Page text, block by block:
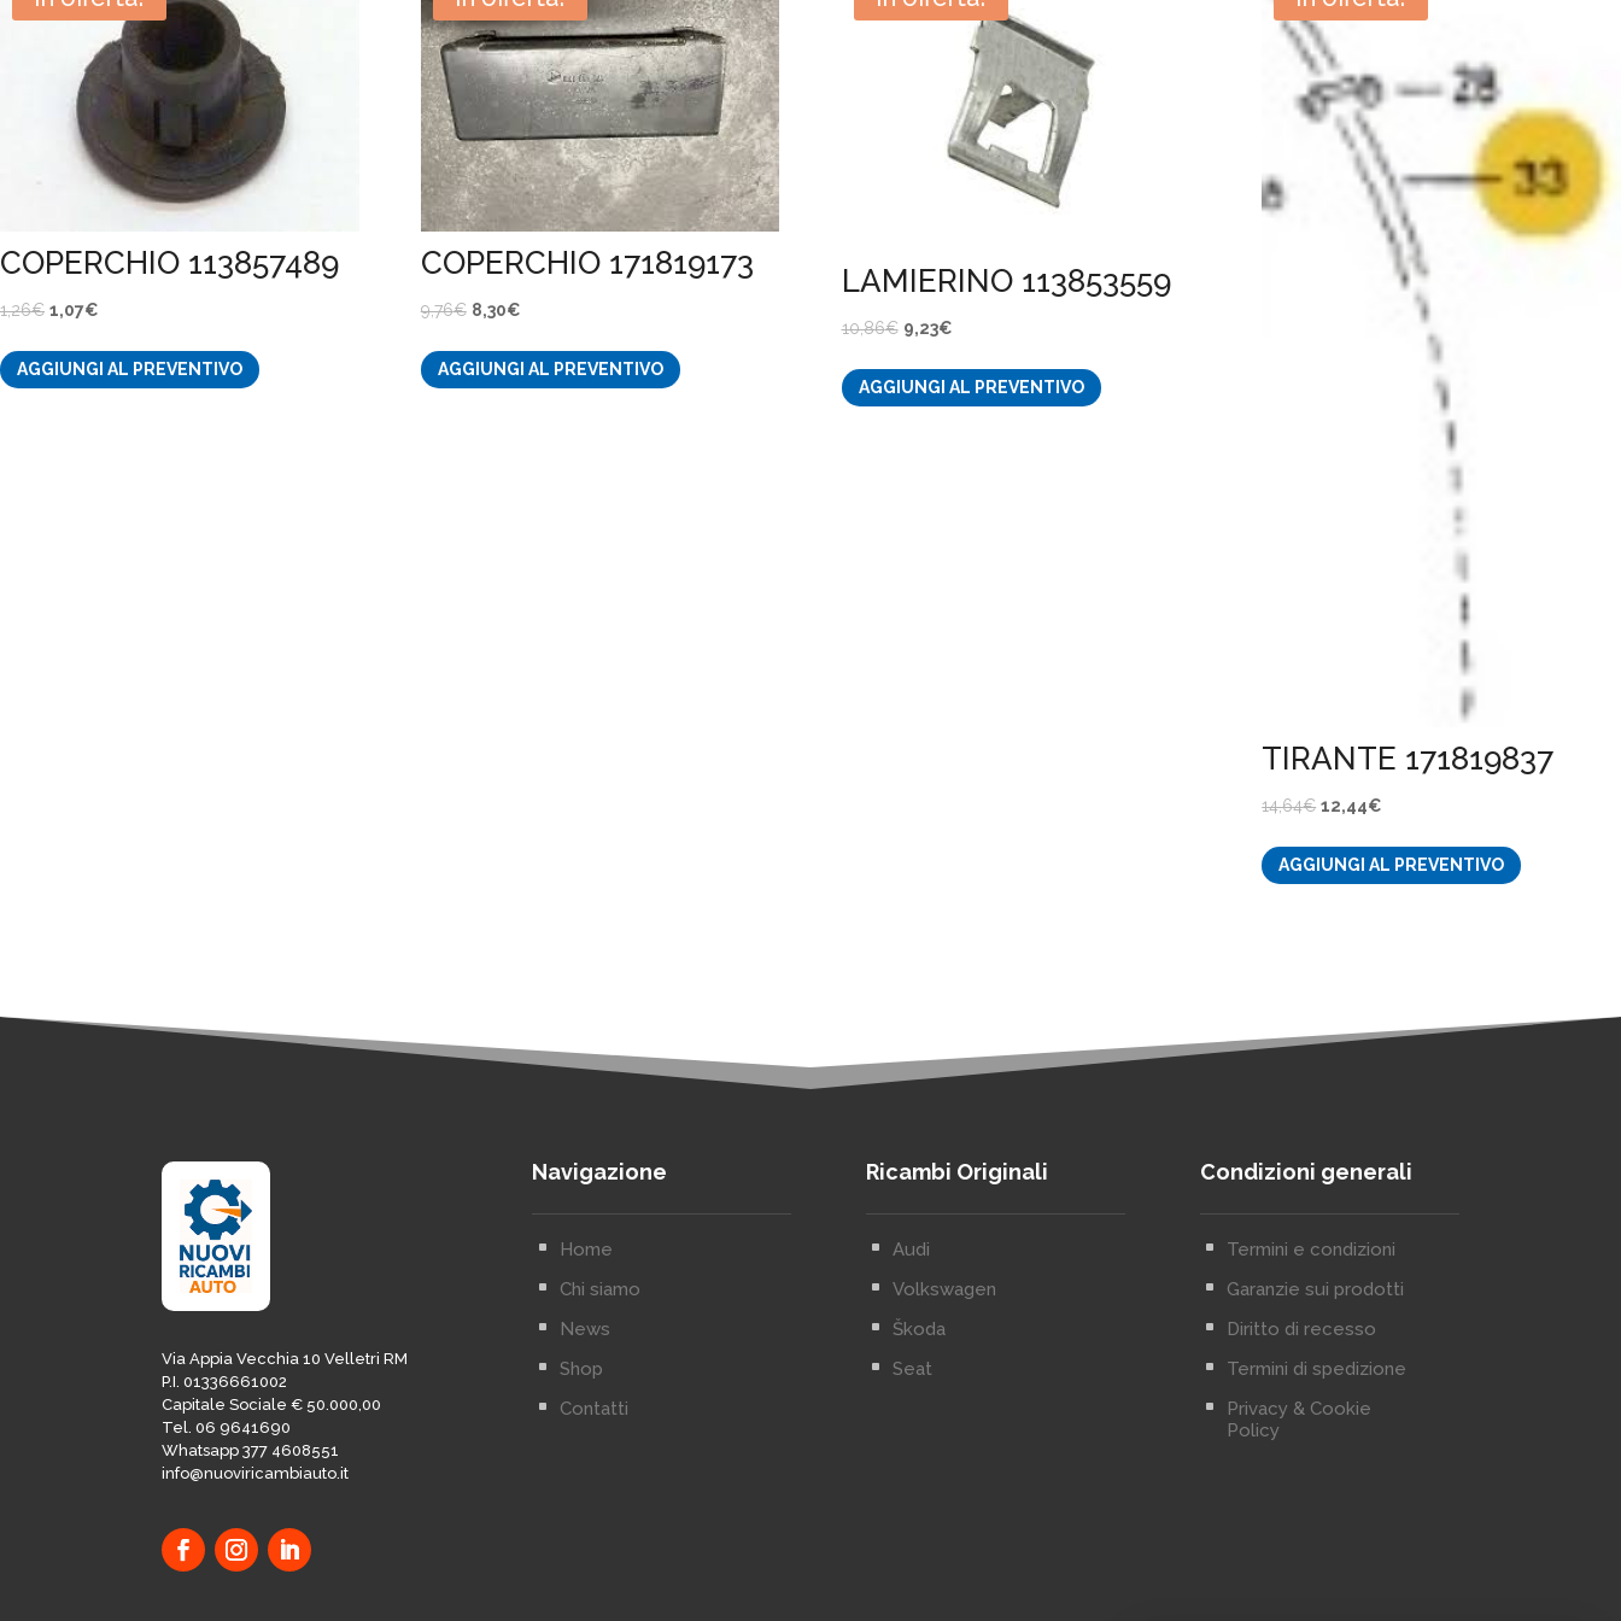
COPERCHIO 113857489
1,26€ Il
originale
1,07€
attuale
AGGIUNGI AL PREVENTIVO
COPERCHIO 171819173
9,76€ Il
originale
8,30€Il
attuale
AGGIUNGI AL PREVENTIVO
LAMIERINO 113853559
10,86€ Il
originale
9,23€Il
attuale
AGGIUNGI AL PREVENTIVO
TIRANTE 171819837
14,64€ Il
originale
12,44€
attuale
AGGIUNGI AL PREVENTIVO
Via Appia Vecchia 10 Velletri RM
P.I. 01336661002
Capitale Sociale € 50.000,00
Tel. 06 9641690
Whatsapp 377 4608551
info@nuoviricambiauto.it
Navigazione
^ Home
^ Chi siamo
^ News
^ Shop
^ Contatti
Ricambi Originali
^ Audi
^ Volkswagen
^ Škoda
^ Seat
Condizioni generali
^ Termini e condizioni
^ Garanzie sui prodotti
^ Diritto di recesso
^ Termini di spedizione
^
Privacy & Cookie
Policy